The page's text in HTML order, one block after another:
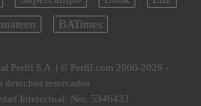
BATimes
Perfil S.A. | © Perfil.com 2006-2026 -
derechos reservados
Intelectual: Nro. 5346433